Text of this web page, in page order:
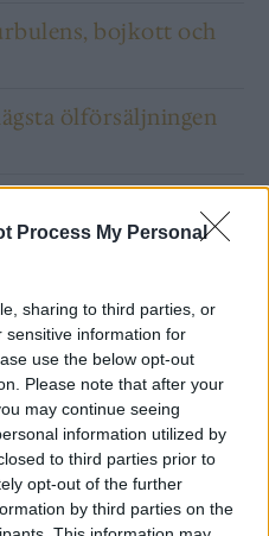
Process My Personal
sharing to third parties, or
sensitive information for
use the below opt-out
Please note that after your
may continue seeing
information utilized by
to third parties prior to
opt-out of the further
by third parties on the
bojkott och
ölförsäljningen